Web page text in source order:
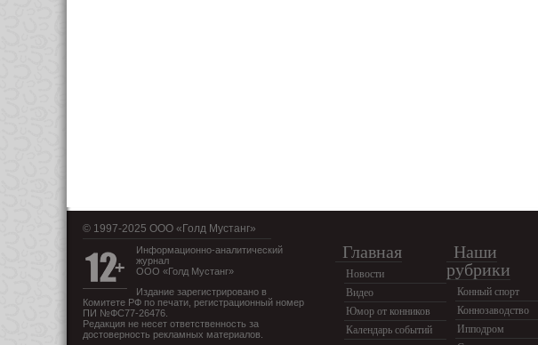
© 1997-2025 OOO «Голд Мустанг»
Информационно-аналитический
журнал
ООО «Голд Мустанг»
Издание зарегистрировано в
Комитете РФ по печати, регистрационный номер
ПИ №ФС77-26476.
Редакция не несет ответственность за
достоверность рекламных материалов.
Главная
Новости
Видео
Юмор от конников
Календарь событий
Наши
рубрики
Конный спорт
Коннозаводство
Ипподром